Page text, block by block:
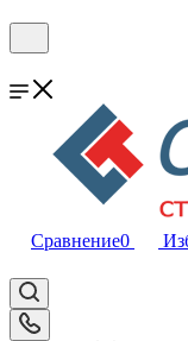
Сравнение0